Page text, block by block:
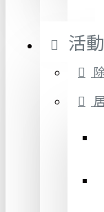
活